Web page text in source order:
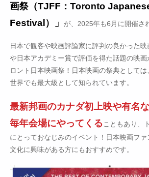
画祭（TJFF：Toronto
Festival）」
が、2025年も6月に開催さ
日本で観客や映画評論家に評判の良かった
や日本アカデミー賞で評価を得た話題の映画
ロント日本映画祭！日本映画の祭典としては
世界でも最大級として知られています。
最新邦画のカナダ初上映や有名
毎年会場にやってくることもあり、
にとっておなじみのイベント！日本映画フ
文化に興味がある方にもおすすめです。